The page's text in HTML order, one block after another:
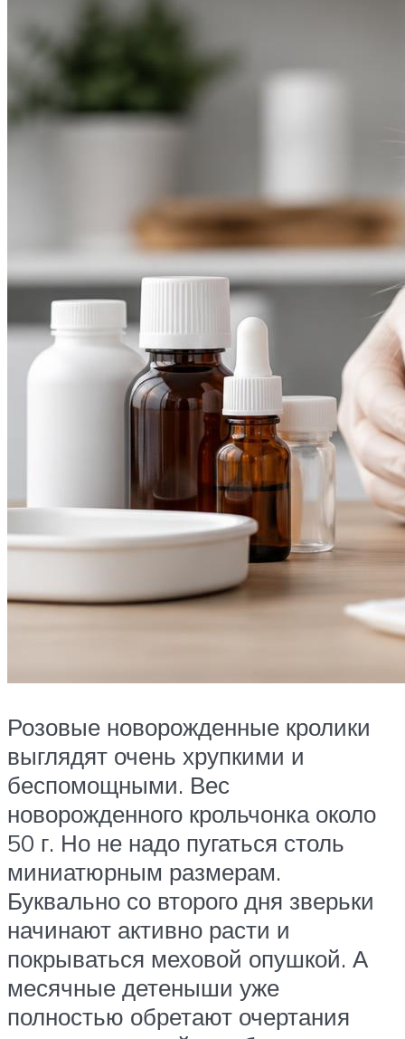
Розовые новорожденные кролики
выглядят очень хрупкими и
беспомощными. Вес
новорожденного крольчонка около
50 г. Но не надо пугаться столь
миниатюрным размерам.
Буквально со второго дня зверьки
начинают активно расти и
покрываться меховой опушкой. А
месячные детеныши уже
полностью обретают очертания